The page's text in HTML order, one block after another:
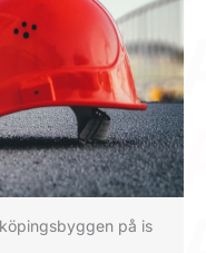
på is